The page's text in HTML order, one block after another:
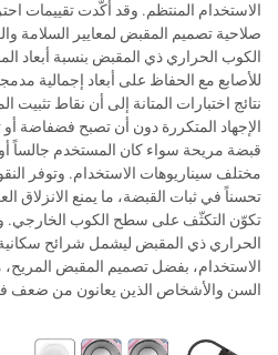
الاستخدام المنتظم. وقد أكّدت تقييمات
صلاحية تصميم المقبض لمعايير السلامة
الكوب الحراري ذي المقبض بنسبة أبعاد
للأصابع مع الحفاظ على أبعاد إجمالية
نتائج اختبارات المتانة إلى أن نقاط
الإجهاد المتكررة دون أن تصبح فضفاضة
قبضة مريحة سواء كان المستخدم جالساً
مختلف سيناريوهات الاستخدام. وتوفر
تحسناً في ثبات القبضة، ما يمنع الانزلاق
تكوّن التكثّف على سطح الكوب الخارجي.
الحراري ذي المقبض ليشمل شرائح
الاستخدام، بفضل تصميم المقبض المريح،
السن والأشخاص الذين يعانون من ضعف